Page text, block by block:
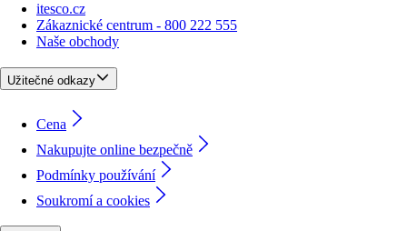
itesco.cz
Zákaznické centrum - 800 222 555
Naše obchody
Užitečné odkazy
Cena
Nakupujte online bezpečně
Podmínky používání
Soukromí a cookies